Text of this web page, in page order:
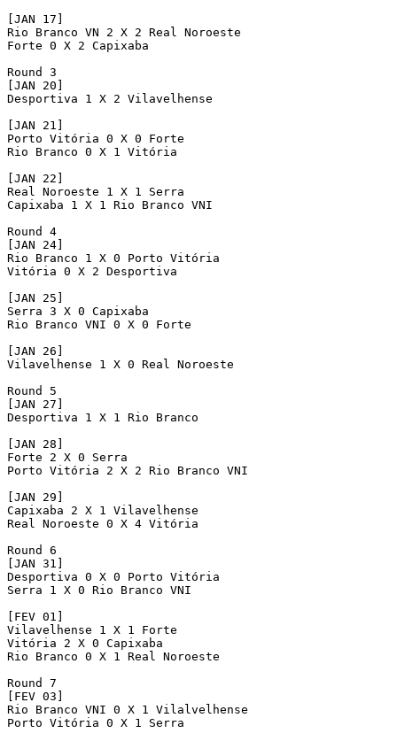
[JAN 17]
Rio Branco VN 2 X 2 Real Noroeste
Forte 0 X 2 Capixaba
Round 3
[JAN 20]
Desportiva 1 X 2 Vilavelhense
[JAN 21]
Porto Vitória 0 X 0 Forte
Rio Branco 0 X 1 Vitória
[JAN 22]
Real Noroeste 1 X 1 Serra
Capixaba 1 X 1 Rio Branco VNI
Round 4
[JAN 24]
Rio Branco 1 X 0 Porto Vitória
Vitória 0 X 2 Desportiva
[JAN 25]
Serra 3 X 0 Capixaba
Rio Branco VNI 0 X 0 Forte
[JAN 26]
Vilavelhense 1 X 0 Real Noroeste
Round 5
[JAN 27]
Desportiva 1 X 1 Rio Branco
[JAN 28]
Forte 2 X 0 Serra
Porto Vitória 2 X 2 Rio Branco VNI
[JAN 29]
Capixaba 2 X 1 Vilavelhense
Real Noroeste 0 X 4 Vitória
Round 6
[JAN 31]
Desportiva 0 X 0 Porto Vitória
Serra 1 X 0 Rio Branco VNI
[FEV 01]
Vilavelhense 1 X 1 Forte
Vitória 2 X 0 Capixaba
Rio Branco 0 X 1 Real Noroeste
Round 7
[FEV 03]
Rio Branco VNI 0 X 1 Vilalvelhense
Porto Vitória 0 X 1 Serra